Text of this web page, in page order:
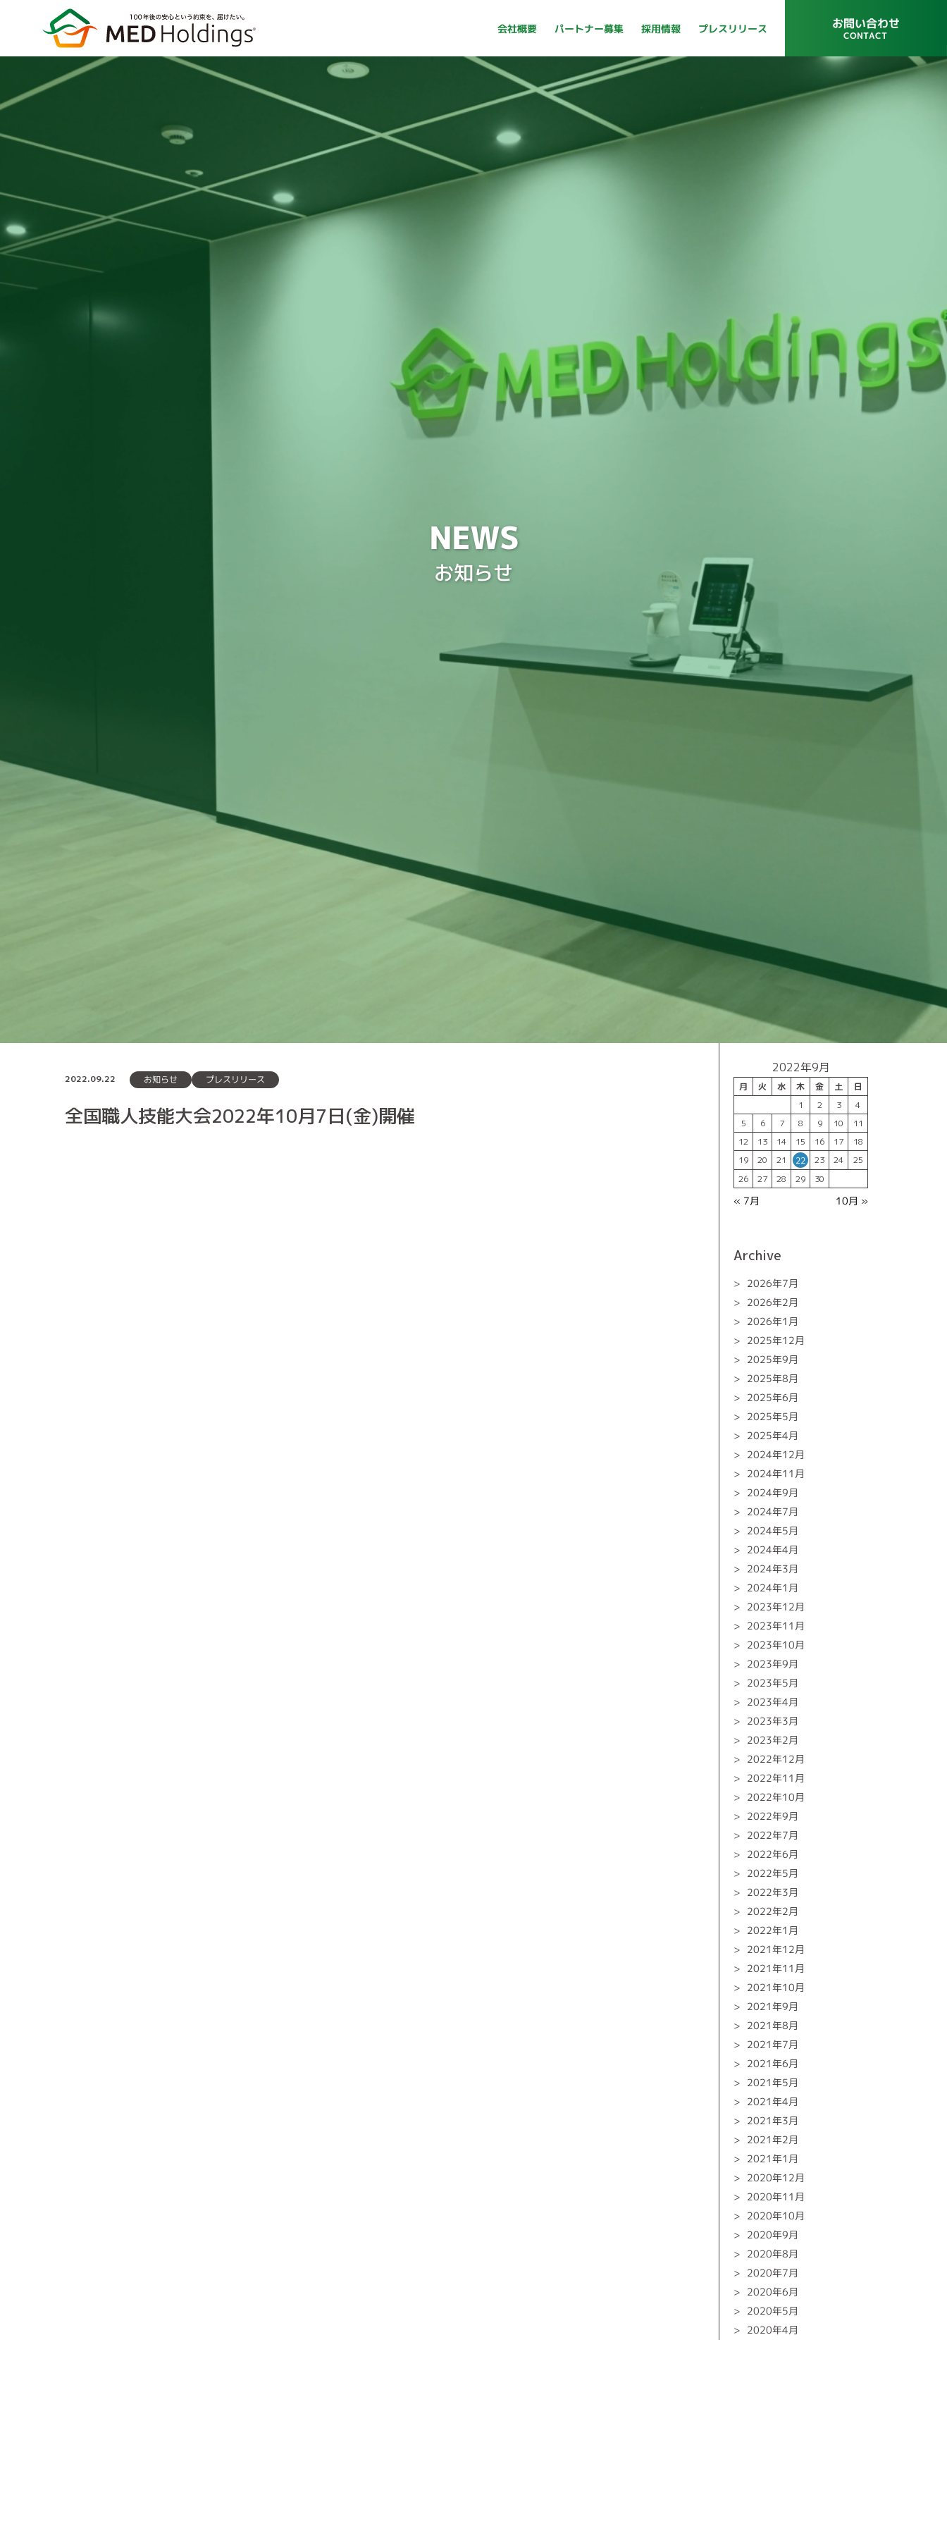
会社概要 パートナー募集 採用情報 プレスリリース お問い合わせ
CONTACT
NEWS
お知らせ
2022.09.22 お知らせ プレスリリース
全国職人技能大会2022年10月7日(金)開催
2022年9月
月 火 水 木 金 土
日
1
2 3
4
5
6 7 8 9 10
11
12
13 14 15 16 17
18
19
20 21 22 23 24
25
26
27 28 29 30
« 7月 10月 »
Archive
2026年7月
2026年2月
2026年1月
2025年12月
2025年9月
2025年8月
2025年6月
2025年5月
2025年4月
2024年12月
2024年11月
2024年9月
2024年7月
2024年5月
2024年4月
2024年3月
2024年1月
2023年12月
2023年11月
2023年10月
2023年9月
2023年5月
2023年4月
2023年3月
2023年2月
2022年12月
2022年11月
2022年10月
2022年9月
2022年7月
2022年6月
2022年5月
2022年3月
2022年2月
2022年1月
2021年12月
2021年11月
2021年10月
2021年9月
2021年8月
2021年7月
2021年6月
2021年5月
2021年4月
2021年3月
2021年2月
2021年1月
2020年12月
2020年11月
2020年10月
2020年9月
2020年8月
2020年7月
2020年6月
2020年5月
2020年4月